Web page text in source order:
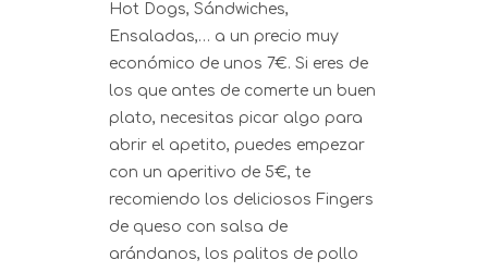
Hot Dogs, Sándwiches,
Ensaladas,… a un precio muy
económico de unos 7€. Si eres de
los que antes de comerte un buen
plato, necesitas picar algo para
abrir el apetito, puedes empezar
con un aperitivo de 5€, te
recomiendo los deliciosos Fingers
de queso con salsa de
arándanos, los palitos de pollo